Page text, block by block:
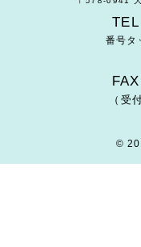
番号タ
（受
©